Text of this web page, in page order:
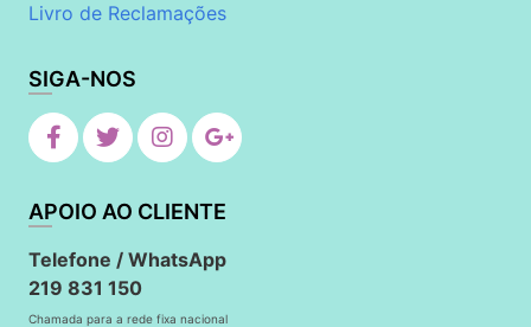
Livro de Reclamações
SIGA-NOS
APOIO AO CLIENTE
Telefone / WhatsApp
219 831 150
Chamada para a rede fixa nacional